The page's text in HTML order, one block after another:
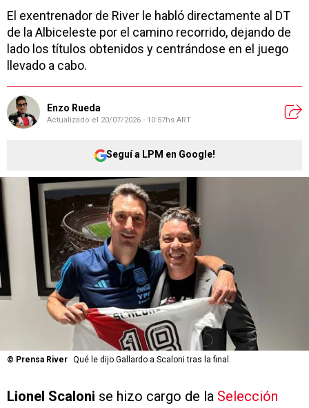
El exentrenador de River le habló directamente al DT
de la Albiceleste por el camino recorrido, dejando de
lado los títulos obtenidos y centrándose en el juego
llevado a cabo.
Enzo Rueda
Actualizado el 20/07/2026 - 10:57hs ART
Seguí a LPM en Google!
© Prensa River Qué le dijo Gallardo a Scaloni tras la final.
Lionel Scaloni se hizo cargo de la Selección